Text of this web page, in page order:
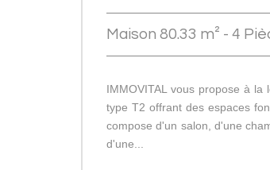
Maison 80.33 m² - 4
IMMOVITAL vous propose à la
type T2 offrant des espaces
compose d'un salon, d'une
d'une...